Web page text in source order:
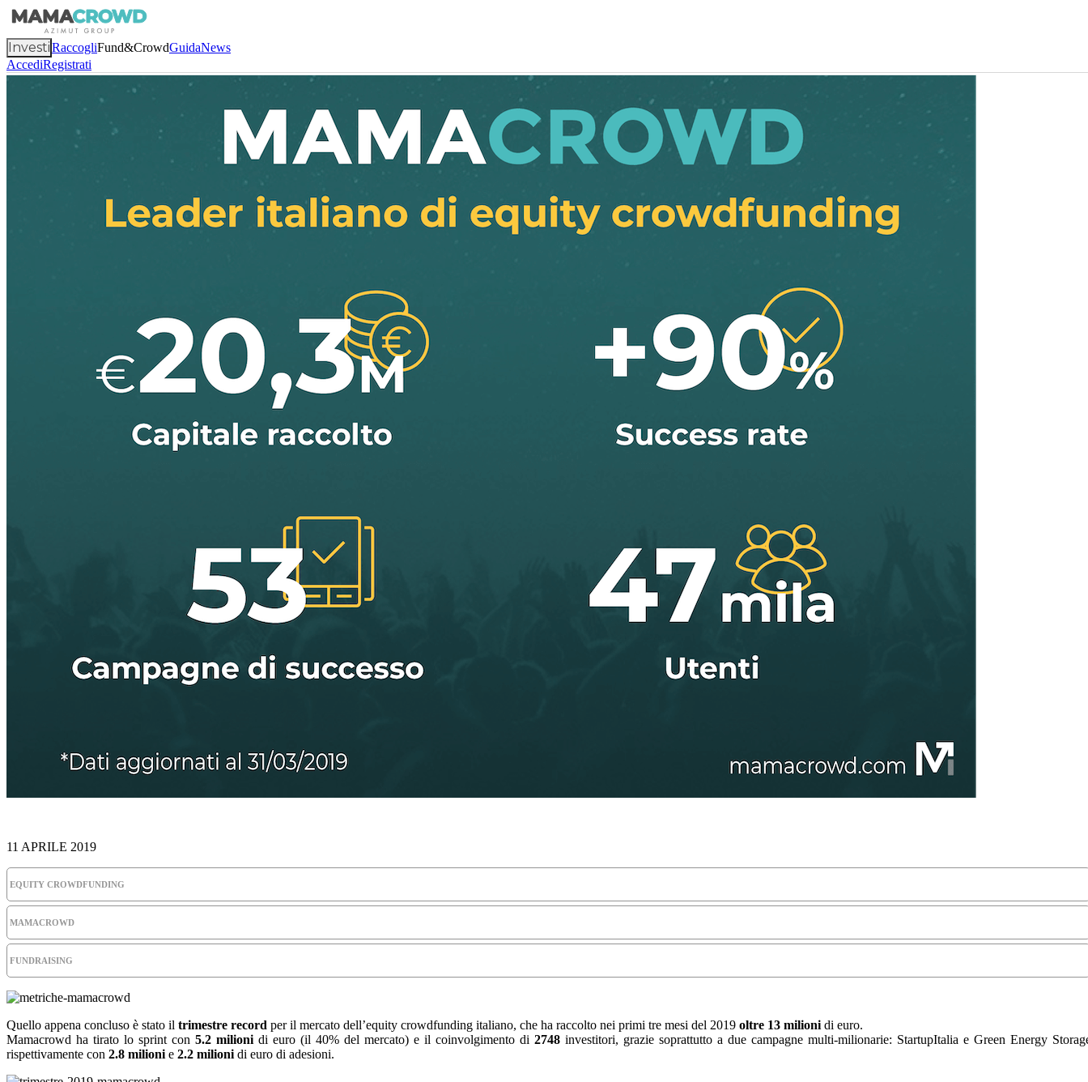
InvestiRaccogliFund&CrowdGuidaNews
AccediRegistrati
11 APRILE 2019
EQUITY CROWDFUNDING
MAMACROWD
FUNDRAISING
Quello appena concluso è stato il trimestre record per il mercato dell’equity crowdfunding italiano, che ha raccolto nei primi tre mesi del 2019 oltre 13 milioni di euro.
Mamacrowd ha tirato lo sprint con 5.2 milioni di euro (il 40% del mercato) e il coinvolgimento di 2748 investitori, grazie soprattutto a due campagne multi-milionarie: StartupItalia e Green Energy
rispettivamente con 2.8 milioni e 2.2 milioni di euro di adesioni.